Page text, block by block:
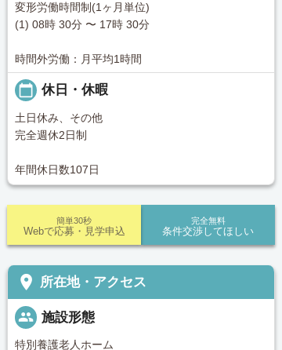
変形労働時間制(1ヶ月単位)
(1) 08時 30分 〜 17時 30分
時間外労働：月平均1時間
calendar_today 休日・休暇
土日休み、その他
完全週休2日制
年間休日数107日
完全無料
条件交渉してほしい
簡単30秒
Webで応募・見学申込
place 所在地・アクセス
people 施設形態
特別養護老人ホーム